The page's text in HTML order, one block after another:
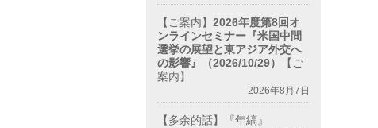
【ご案内】2026年度第8回オ
ンラインセミナー『米国中間
選挙の展望と東アジア外交へ
の影響』（2026/10/29）
【ご
案内】
2026年8月7日
【多余的話】『年縞』